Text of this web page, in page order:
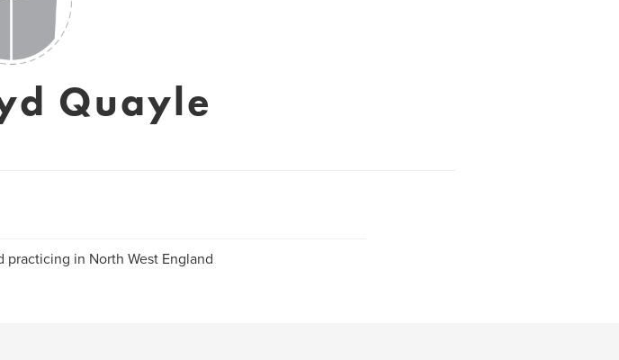
Quayle
practicing in North West England